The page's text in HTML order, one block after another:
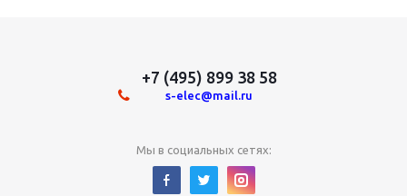
+7 (495) 899 38 58
s-elec@mail.ru
Мы в социальных сетях: